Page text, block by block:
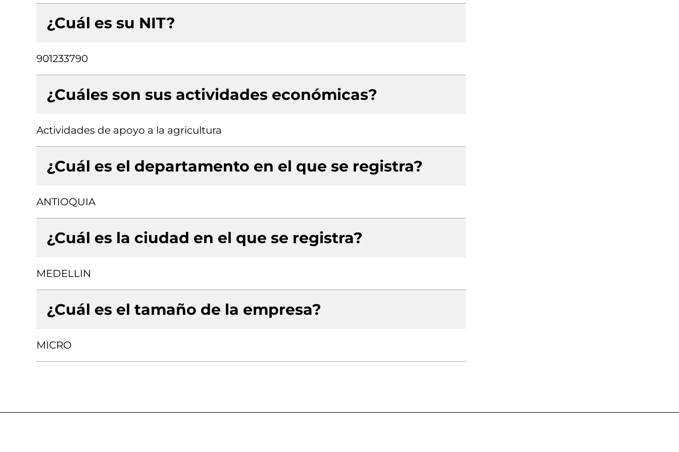
¿Cuál es su NIT?
901233790
¿Cuáles son sus actividades económicas?
Actividades de apoyo a la agricultura
¿Cuál es el departamento en el que se registra?
ANTIOQUIA
¿Cuál es la ciudad en el que se registra?
MEDELLIN
¿Cuál es el tamaño de la empresa?
MICRO